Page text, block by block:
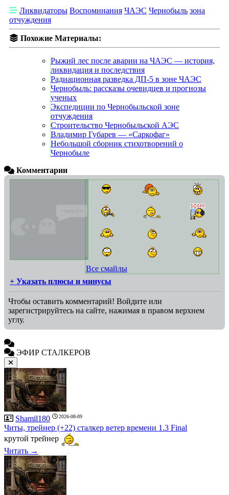
Ликвидаторы Воспоминания ЧАЭС Чернобыль зона
отчуждения
Похожие Материалы:
Рыжий лес после аварии на ЧАЭС — история,
ликвидация и последствия
Радиационная разведка ДП-5 в зоне ЧАЭС
Чернобыль: рассказы очевидцев и прогнозы
ученых
Экспедиции по Чернобыльской зоне
отчуждения
Строительство Чернобыльской АЭС
Владимир Губарев — «Саркофаг»
Небольшой сборник стихотворений о
Чернобыле
Комментарии
Все смайлы
+ Указать плюсы и минусы
Чтобы оставить комментарий! Войдите или
зарегистрируйтесь на сайте, нажимая в правом верхнем
углу.
ЭФИР СТАЛКЕРОВ
Shamil180 2026-08-09
Читы, трейнер (+22) сталкер ветер времени 1.3 Final
крутой трейнер
Читать →